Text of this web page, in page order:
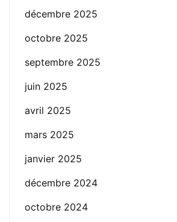
décembre 2025
octobre 2025
septembre 2025
juin 2025
avril 2025
mars 2025
janvier 2025
décembre 2024
octobre 2024